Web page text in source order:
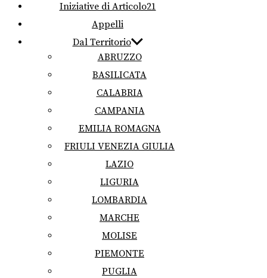
Iniziative di Articolo21
Appelli
Dal Territorio
ABRUZZO
BASILICATA
CALABRIA
CAMPANIA
EMILIA ROMAGNA
FRIULI VENEZIA GIULIA
LAZIO
LIGURIA
LOMBARDIA
MARCHE
MOLISE
PIEMONTE
PUGLIA